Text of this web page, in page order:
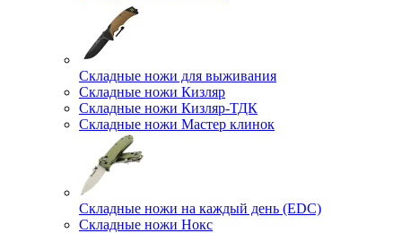
Складные ножи для выживания
Складные ножи Кизляр
Складные ножи Кизляр-ТДК
Складные ножи Мастер клинок
Складные ножи на каждый день (EDC)
Складные ножи Нокс